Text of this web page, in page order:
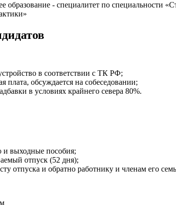
образование - специалитет по специальности
в соответствии с ТК РФ;
плата, обсуждается на собеседовании;
в условиях крайнего севера 80%.
и выходные пособия;
отпуск (52 дня);
отпуска и обратно работнику и членам его